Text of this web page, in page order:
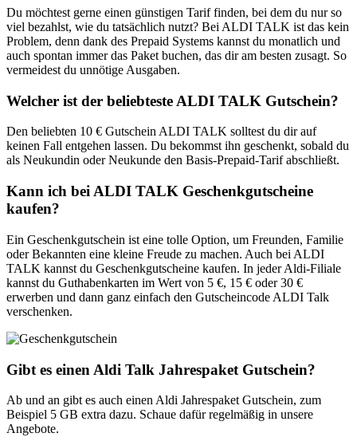
Du möchtest gerne einen günstigen Tarif finden, bei dem du nur so
viel bezahlst, wie du tatsächlich nutzt? Bei ALDI TALK ist das kein
Problem, denn dank des Prepaid Systems kannst du monatlich und
auch spontan immer das Paket buchen, das dir am besten zusagt. So
vermeidest du unnötige Ausgaben.
Welcher ist der beliebteste ALDI TALK Gutschein?
Den beliebten 10 € Gutschein ALDI TALK solltest du dir auf
keinen Fall entgehen lassen. Du bekommst ihn geschenkt, sobald du
als Neukundin oder Neukunde den Basis-Prepaid-Tarif abschließt.
Kann ich bei ALDI TALK Geschenkgutscheine
kaufen?
Ein Geschenkgutschein ist eine tolle Option, um Freunden, Familie
oder Bekannten eine kleine Freude zu machen. Auch bei ALDI
TALK kannst du Geschenkgutscheine kaufen. In jeder Aldi-Filiale
kannst du Guthabenkarten im Wert von 5 €, 15 € oder 30 €
erwerben und dann ganz einfach den Gutscheincode ALDI Talk
verschenken.
Gibt es einen Aldi Talk Jahrespaket Gutschein?
Ab und an gibt es auch einen Aldi Jahrespaket Gutschein, zum
Beispiel 5 GB extra dazu. Schaue dafür regelmäßig in unsere
Angebote.